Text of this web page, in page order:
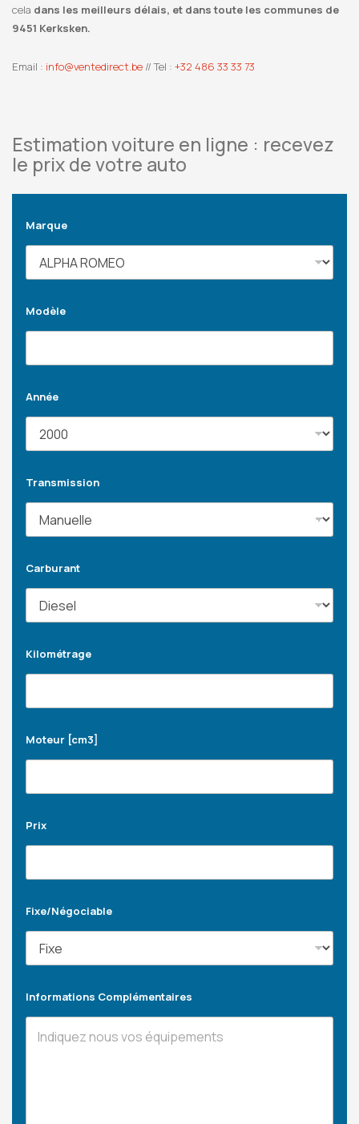
cela dans les meilleurs délais, et dans toute les communes de
9451 Kerksken.
Email : info@ventedirect.be // Tel : +32 486 33 33 73
Estimation voiture en ligne : recevez
le prix de votre auto
Marque
Modèle
Année
Transmission
Carburant
Kilométrage
Moteur [cm3]
Prix
Fixe/Négociable
Informations Complémentaires